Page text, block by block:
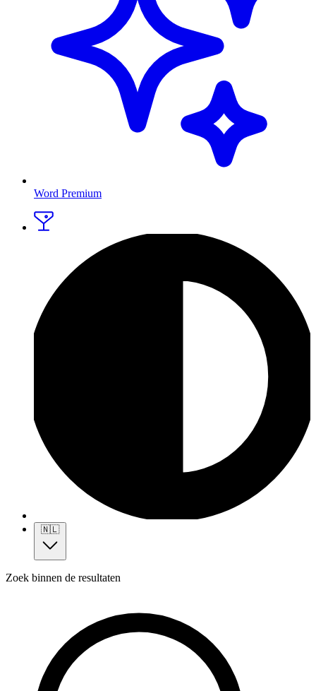
Word Premium
🇳🇱
Zoek binnen de resultaten